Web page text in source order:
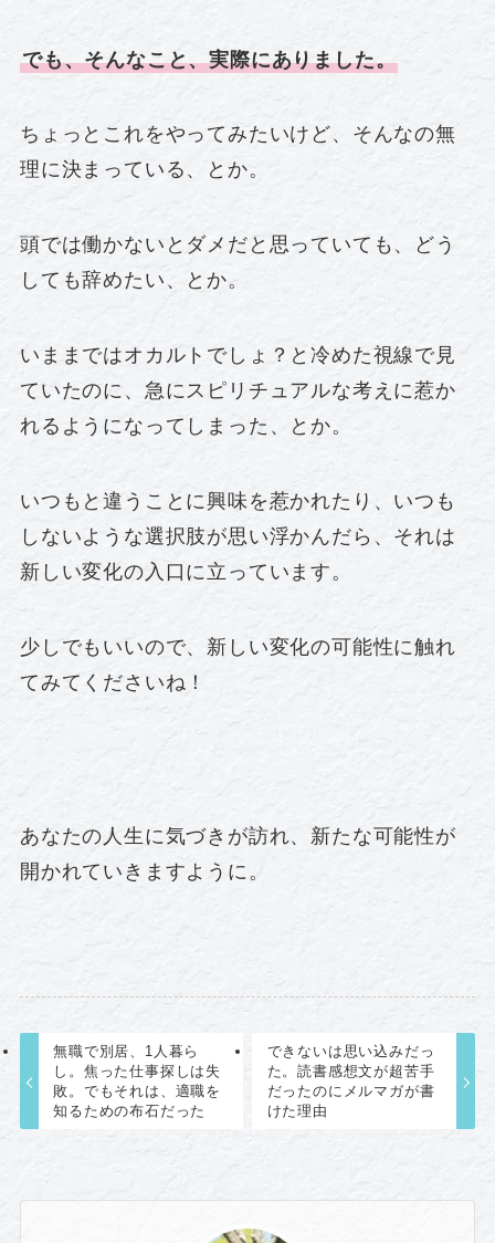
でも、そんなこと、実際にありました。
ちょっとこれをやってみたいけど、そんなの無
理に決まっている、とか。
頭では働かないとダメだと思っていても、どう
しても辞めたい、とか。
いままではオカルトでしょ？と冷めた視線で見
ていたのに、急にスピリチュアルな考えに惹か
れるようになってしまった、とか。
いつもと違うことに興味を惹かれたり、いつも
しないような選択肢が思い浮かんだら、それは
新しい変化の入口に立っています。
少しでもいいので、新しい変化の可能性に触れ
てみてくださいね！
あなたの人生に気づきが訪れ、新たな可能性が
開かれていきますように。
無職で別居、1人暮ら
し。焦った仕事探しは失
敗。でもそれは、適職を
知るための布石だった
できないは思い込みだっ
た。読書感想文が超苦手
だったのにメルマガが書
けた理由